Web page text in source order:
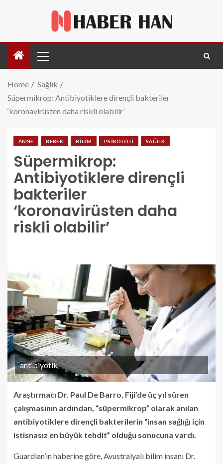
Home
Sağlık
Süpermikrop: Antibiyotiklere dirençli bakteriler
‘koronavirüsten daha riskli olabilir’
ANNE BEBEK BILIM PSIKOLOJI SAĞLIK
Süpermikrop:
Antibiyotiklere dirençli
bakteriler
‘koronavirüsten daha
riskli olabilir’
antibiyotik
Araştırmacı Dr. Paul De Barro, Fiji’de üç yıl süren
çalışmasının ardından, “süpermikrop” olarak anılan
antibiyotiklere dirençli bakterilerin “insan sağlığı için
istisnasız en büyük tehdit” olduğu sonucuna vardı.
Guardian’ın haberine göre, Avustralyalı bilim insanı Dr.